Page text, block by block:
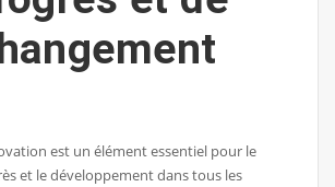
est un élément essentiel pour le
et le développement dans tous les